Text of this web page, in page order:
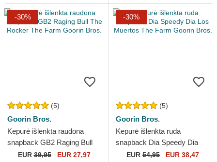
-30%
(5)
Goorin Bros.
Kepurė išlenkta raudona
snapback GB2 Raging Bull
The Rocker The Farm Goorin
EUR39,95 EUR 27,97
-30%
(5)
Goorin Bros.
Kepurė išlenkta ruda
snapback Dia Speedy Dia
Los Muertos The Farm
EUR 54,95 EUR 38,47